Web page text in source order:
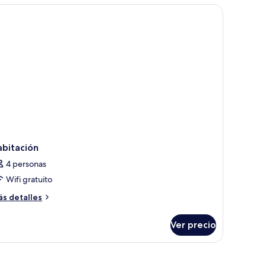
un aparador con teléfono.
4 personas
Wifi gratuito
detalles
Ver precio